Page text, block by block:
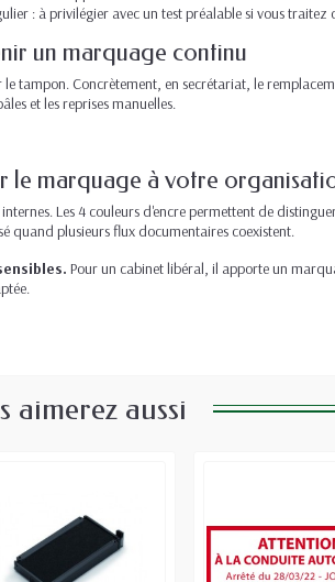
: à privilégier avec un test préalable si vous
un marquage continu
tampon. Concrètement, en secrétariat, le
et les reprises manuelles.
le marquage à votre
Les 4 couleurs d'encre permettent de
quand plusieurs flux documentaires coexistent.
Pour un cabinet libéral, il apporte un
aimerez aussi